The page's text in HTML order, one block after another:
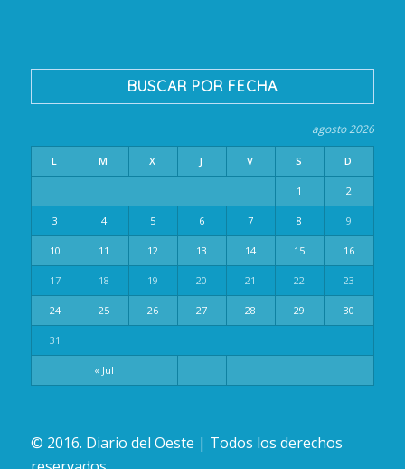
BUSCAR POR FECHA
agosto 2026
L M X J V S D
« Jul
1 2
3 4 5 6 7 8 9
10 11 12 13 14 15 16
17 18 19 20 21 22 23
24 25 26 27 28 29 30
31
© 2016. Diario del Oeste | Todos los derechos